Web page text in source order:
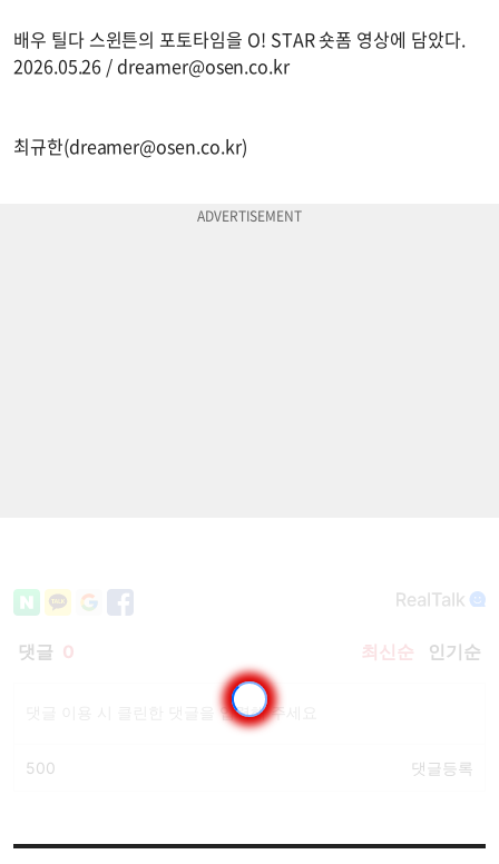
배우 틸다 스윈튼의 포토타임을 O! STAR 숏폼 영상에 담았다.
2026.05.26 / dreamer@osen.co.kr
최규한(dreamer@osen.co.kr)